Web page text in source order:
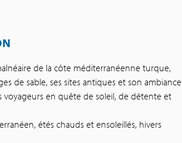
de la côte méditerranéenne turque,
de sable, ses sites antiques et son ambiance
voyageurs en quête de soleil, de détente et
étés chauds et ensoleillés, hivers